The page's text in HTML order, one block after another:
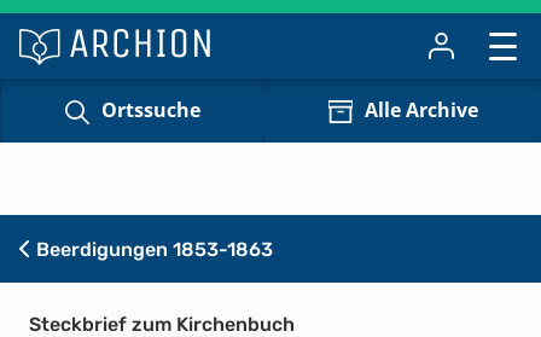
Ortssuche Alle Archive
Beerdigungen 1853-1863
Steckbrief zum Kirchenbuch